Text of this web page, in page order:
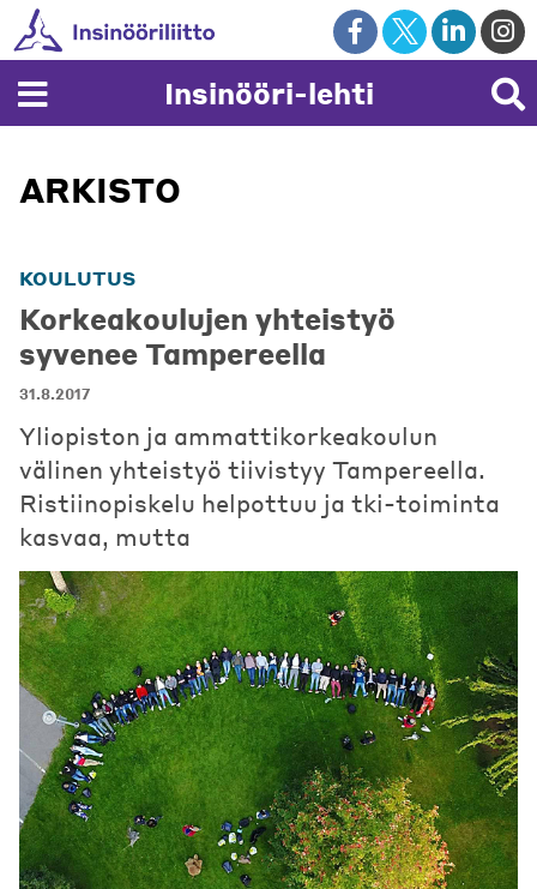
Skip
to
content
Insinööri-lehti
ARKISTO
KOULUTUS
Korkeakoulujen yhteistyö
syvenee Tampereella
31.8.2017
Yliopiston ja ammattikorkeakoulun
välinen yhteistyö tiivistyy Tampereella.
Ristiinopiskelu helpottuu ja tki-toiminta
kasvaa, mutta